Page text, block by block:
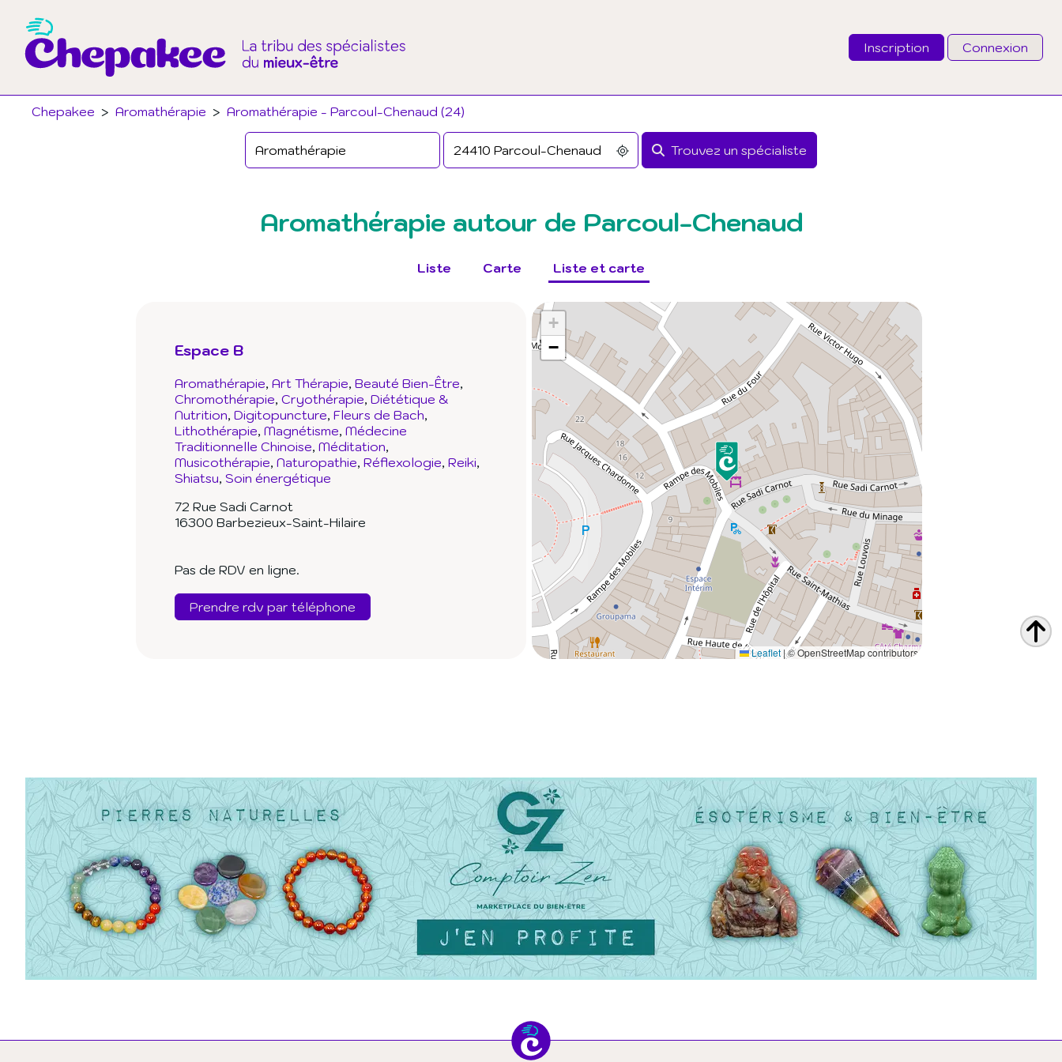
Inscription Connexion
Chepakee > Aromathérapie > Aromathérapie - Parcoul-Chenaud (24)
Trouvez un spécialiste
Email
Mot de passe
Aromathérapie autour de Parcoul-Chenaud
Liste Carte Liste et carte
Espace B
Aromathérapie Art Thérapie Beauté Bien-Être
Chromothérapie Cryothérapie Diététique &
Nutrition Digitopuncture Fleurs de Bach
Lithothérapie Magnétisme Médecine
Traditionnelle Chinoise Méditation
Musicothérapie Naturopathie Réflexologie Reiki
Shiatsu Soin énergétique
72 Rue Sadi Carnot
16300 Barbezieux-Saint-Hilaire
Pas de RDV en ligne.
Prendre rdv par téléphone
+
−
Leaflet|© OpenStreetMap contributors